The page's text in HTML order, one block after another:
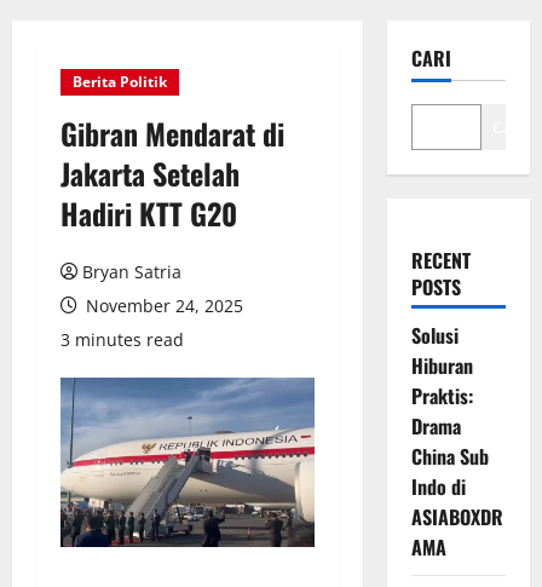
Berita Politik
Gibran Mendarat di
Jakarta Setelah
Hadiri KTT G20
Bryan Satria
November 24, 2025
3 minutes read
CARI
RECENT
POSTS
Solusi
Hiburan
Praktis:
Drama
China Sub
Indo di
ASIABOXDR
AMA